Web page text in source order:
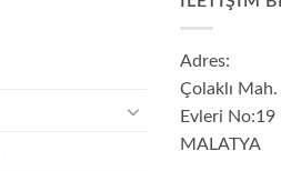
Adres:
Çolaklı
Evleri
MALATYA